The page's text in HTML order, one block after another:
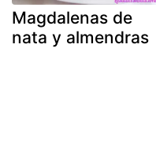
Magdalenas de
nata y almendras